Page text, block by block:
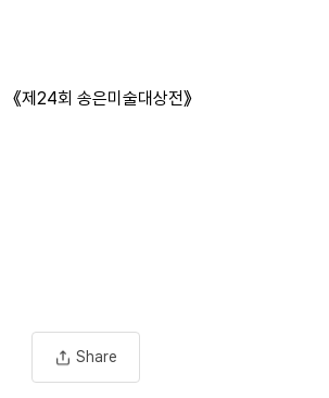
《제24회 송은미술대상전》
Share